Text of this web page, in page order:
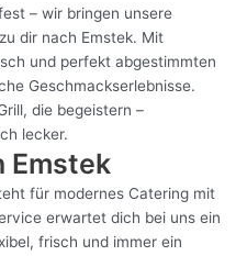
– wir bringen unsere
dir nach Emstek. Mit
und perfekt abgestimmten
Geschmackserlebnisse.
die begeistern –
lecker.
Emstek
für modernes Catering mit
erwartet dich bei uns ein
frisch und immer ein